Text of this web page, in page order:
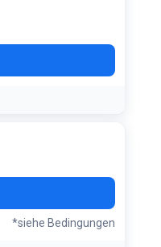
*siehe Bedingungen